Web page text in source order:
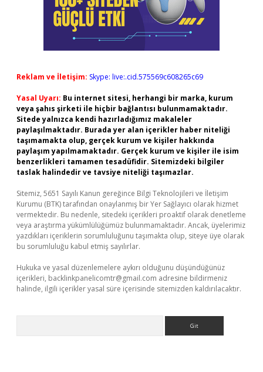
Reklam ve İletişim: Skype: live:.cid.575569c608265c69
Yasal Uyarı: Bu internet sitesi, herhangi bir marka, kurum
veya şahıs şirketi ile hiçbir bağlantısı bulunmamaktadır.
Sitede yalnızca kendi hazırladığımız makaleler
paylaşılmaktadır. Burada yer alan içerikler haber niteliği
taşımamakta olup, gerçek kurum ve kişiler hakkında
paylaşım yapılmamaktadır. Gerçek kurum ve kişiler ile isim
benzerlikleri tamamen tesadüfidir. Sitemizdeki bilgiler
taslak halindedir ve tavsiye niteliği taşımazlar.
Sitemiz, 5651 Sayılı Kanun gereğince Bilgi Teknolojileri ve İletişim
Kurumu (BTK) tarafından onaylanmış bir Yer Sağlayıcı olarak hizmet
vermektedir. Bu nedenle, sitedeki içerikleri proaktif olarak denetleme
veya araştırma yükümlülüğümüz bulunmamaktadır. Ancak, üyelerimiz
yazdıkları içeriklerin sorumluluğunu taşımakta olup, siteye üye olarak
bu sorumluluğu kabul etmiş sayılırlar.
Hukuka ve yasal düzenlemelere aykırı olduğunu düşündüğünüz
içerikleri, backlinkpanelicomtr@gmail.com adresine bildirmeniz
halinde, ilgili içerikler yasal süre içerisinde sitemizden kaldırılacaktır.